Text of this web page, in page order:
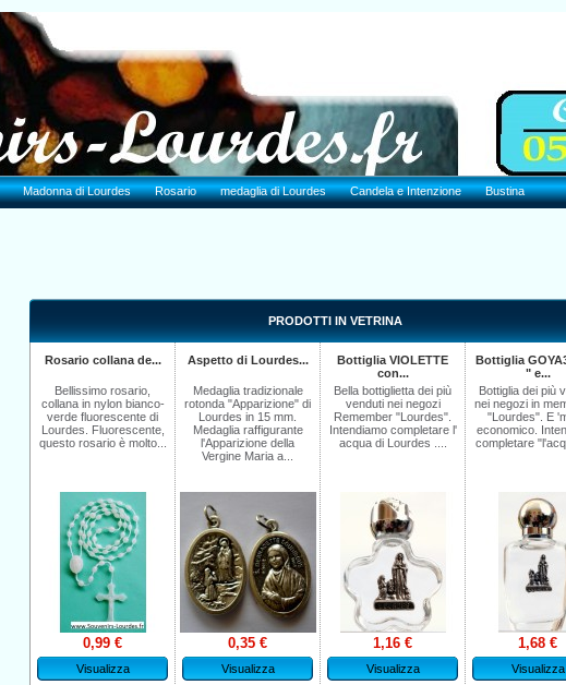
Madonna di Lourdes Rosario medaglia di Lourdes Candela e Intenzione Bustina
PRODOTTI IN VETRINA
Rosario collana de...
Bellissimo rosario,
collana in nylon bianco-
verde fluorescente di
Lourdes. Fluorescente,
questo rosario è molto...
0,99 €
Visualizza
Aspetto di Lourdes...
Medaglia tradizionale
rotonda "Apparizione" di
Lourdes in 15 mm.
Medaglia raffigurante
l'Apparizione della
Vergine Maria a...
0,35 €
Visualizza
Bottiglia VIOLETTE
con...
Bella bottiglietta dei più
venduti nei negozi
Remember "Lourdes".
Intendiamo completare l'
acqua di Lourdes ....
1,16 €
Visualizza
Bottiglia
" e...
Bottiglia dei più
nei negozi in
"Lourdes". E
economico.
completare
1,68 €
Visualizza